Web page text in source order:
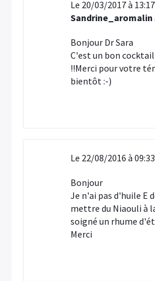
Le 20/03/2017 à
Sandrine_aromalin
Bonjour Dr Sara
C'est un bon cocktail
!!Merci pour votre
bientôt :-)
Le 22/08/2016 à
Bonjour
Je n'ai pas d'huile E
mettre du Niaouli à
soigné un rhume
Merci